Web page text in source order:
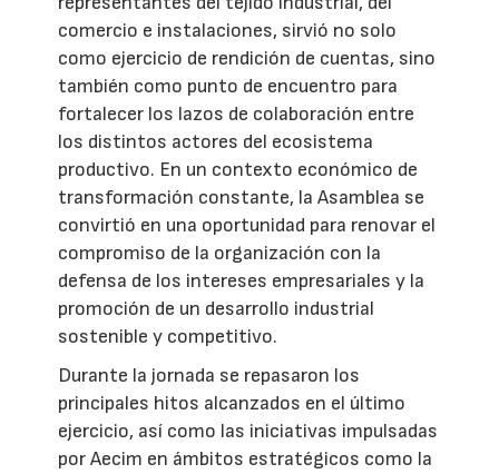
comercio e instalaciones, sirvió no solo
como ejercicio de rendición de cuentas, sino
también como punto de encuentro para
fortalecer los lazos de colaboración entre
los distintos actores del ecosistema
productivo. En un contexto económico de
transformación constante, la Asamblea se
convirtió en una oportunidad para renovar el
compromiso de la organización con la
defensa de los intereses empresariales y la
promoción de un desarrollo industrial
sostenible y competitivo.
Durante la jornada se repasaron los
principales hitos alcanzados en el último
ejercicio, así como las iniciativas impulsadas
por Aecim en ámbitos estratégicos como la